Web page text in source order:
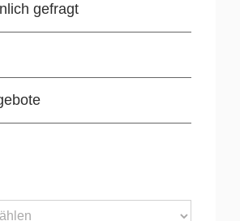
gefragt